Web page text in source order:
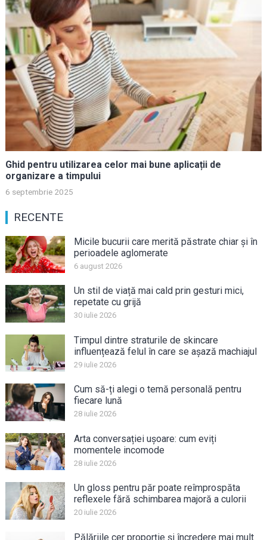
Ghid pentru utilizarea celor mai bune aplicații de
organizare a timpului
6 septembrie 2025
RECENTE
Micile bucurii care merită păstrate chiar și în
perioadele aglomerate
6 august 2026
Un stil de viață mai cald prin gesturi mici,
repetate cu grijă
30 iulie 2026
Timpul dintre straturile de skincare
influențează felul în care se așază machiajul
29 iulie 2026
Cum să-ți alegi o temă personală pentru
fiecare lună
28 iulie 2026
Arta conversației ușoare: cum eviți
momentele incomode
28 iulie 2026
Un gloss pentru păr poate reîmprospăta
reflexele fără schimbarea majoră a culorii
20 iulie 2026
Pălăriile cer proporție și încredere mai mult